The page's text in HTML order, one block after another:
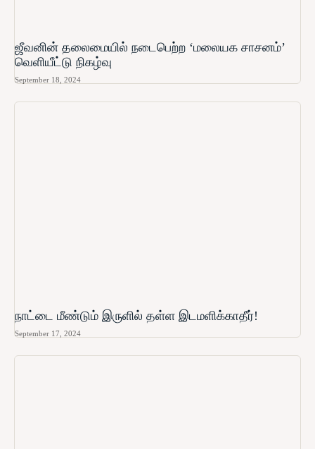
ஜீவனின் தலைமையில் நடைபெற்ற ‘மலையக சாசனம்’
வெளியீட்டு நிகழ்வு
September 18, 2024
நாட்டை மீண்டும் இருளில் தள்ள இடமளிக்காதீர்!
September 17, 2024